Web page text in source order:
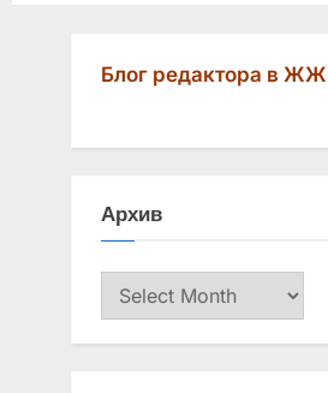
Блог редактора в ЖЖ
Архив
Архив